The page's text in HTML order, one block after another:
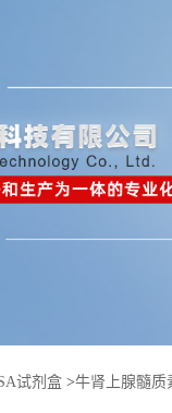
试剂盒 >牛肾上腺髓质